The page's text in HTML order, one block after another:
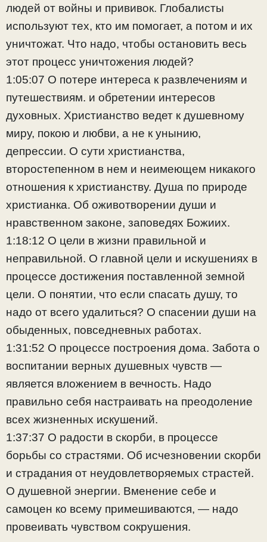
людей от войны и прививок. Глобалисты
используют тех, кто им помогает, а потом и их
уничтожат. Что надо, чтобы остановить весь
этот процесс уничтожения людей?
1:05:07 О потере интереса к развлечениям и
путешествиям. и обретении интересов
духовных. Христианство ведет к душевному
миру, покою и любви, а не к унынию,
депрессии. О сути христианства,
второстепенном в нем и неимеющем никакого
отношения к христианству. Душа по природе
христианка. Об оживотворении души и
нравственном законе, заповедях Божиих.
1:18:12 О цели в жизни правильной и
неправильной. О главной цели и искушениях в
процессе достижения поставленной земной
цели. О понятии, что если спасать душу, то
надо от всего удалиться? О спасении души на
обыденных, повседневных работах.
1:31:52 О процессе построения дома. Забота о
воспитании верных душевных чувств —
является вложением в вечность. Надо
правильно себя настраивать на преодоление
всех жизненных искушений.
1:37:37 О радости в скорби, в процессе
борьбы со страстями. Об исчезновении скорби
и страдания от неудовлетворяемых страстей.
О душевной энергии. Вменение себе и
самоцен ко всему примешиваются, — надо
провеивать чувством сокрушения.